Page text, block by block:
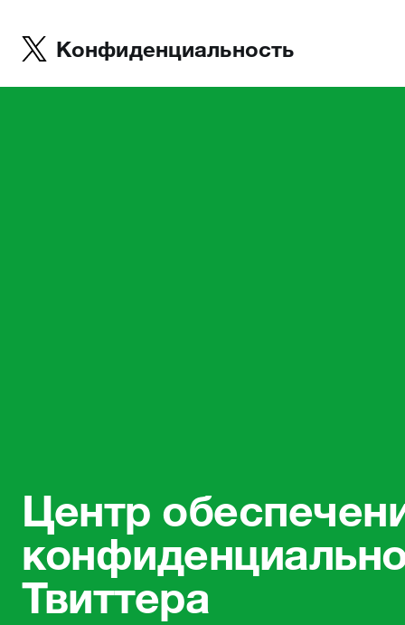
Конфиденциальность
Центр
Твиттера